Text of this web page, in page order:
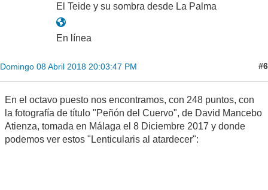
El Teide y su sombra desde La Palma
En línea
Domingo 08 Abril 2018 20:03:47 PM #6
En el octavo puesto nos encontramos, con 248 puntos, con
la fotografía de título "Peñón del Cuervo", de David Mancebo
Atienza, tomada en Málaga el 8 Diciembre 2017 y donde
podemos ver estos "Lenticularis al atardecer":